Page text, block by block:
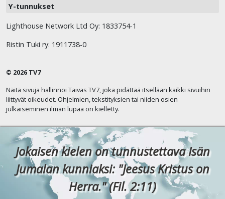
Y-tunnukset
Lighthouse Network Ltd Oy: 1833754-1
Ristin Tuki ry: 1911738-0
© 2026 TV7
Näitä sivuja hallinnoi Taivas TV7, joka pidättää itsellään kaikki sivuihin
liittyvät oikeudet. Ohjelmien, tekstityksien tai niiden osien
julkaiseminen ilman lupaa on kielletty.
Jokaisen kielen on tunnustettava Isän
Jumalan kunniaksi: "Jeesus Kristus on
Herra." (Fil. 2:11)